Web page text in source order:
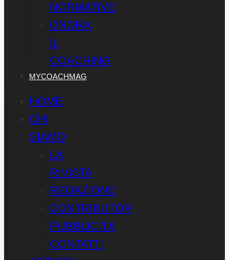
NORMATIVE
ONORA
IL
COACHING
MYCOACHMAG
HOME
CHI
SIAMO
LA
RIVISTA
REDAZIONE
CONTRIBUTOR
PUBBLICITÀ
CONTATTI